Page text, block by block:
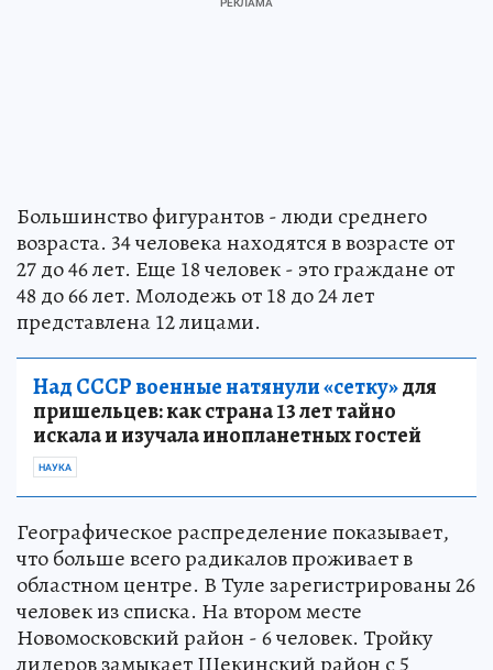
Большинство фигурантов - люди среднего
возраста. 34 человека находятся в возрасте от
27 до 46 лет. Еще 18 человек - это граждане от
48 до 66 лет. Молодежь от 18 до 24 лет
представлена 12 лицами.
Над СССР военные натянули «сетку»для
пришельцев: как страна 13 лет тайно
искала и изучала инопланетных гостей
НАУКА
Географическое распределение показывает,
что больше всего радикалов проживает в
областном центре. В Туле зарегистрированы 26
человек из списка. На втором месте
Новомосковский район - 6 человек. Тройку
лидеров замыкает Щекинский район с 5